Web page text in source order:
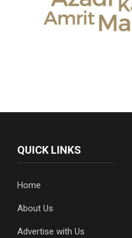
QUICK LINKS
Home
About Us
Advertise with Us